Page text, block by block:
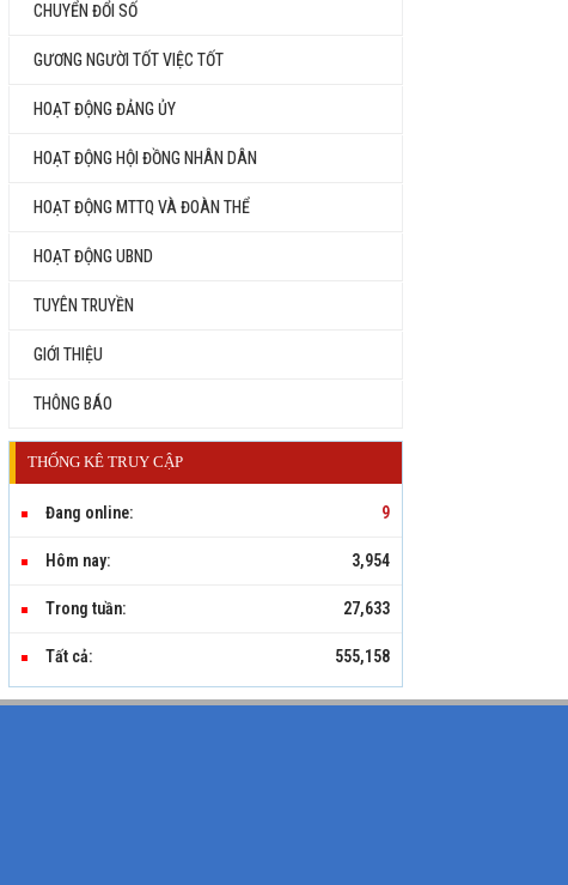
CHUYỂN ĐỔI SỐ
GƯƠNG NGƯỜI TỐT VIỆC TỐT
HOẠT ĐỘNG ĐẢNG ỦY
HOẠT ĐỘNG HỘI ĐỒNG NHÂN DÂN
HOẠT ĐỘNG MTTQ VÀ ĐOÀN THỂ
HOẠT ĐỘNG UBND
TUYÊN TRUYỀN
GIỚI THIỆU
THÔNG BÁO
THỐNG KÊ TRUY CẬP
Đang online: 9
Hôm nay: 3,954
Trong tuần: 27,633
Tất cả: 555,158